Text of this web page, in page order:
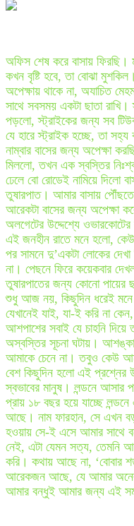
অফিস শেষ করে বাসায় ফিরছি।
কখন বৃষ্টি হবে, তা বোঝা
অপেক্ষায় থাকে না, অযাচিত
সাথে সবসময় একটা ছাতা রাখি।
পড়লো, স্ট্রাইকের জন্য সব
যে হারে স্ট্রাইক হচ্ছে, তা
নাম্বার বাসের জন্য অপেক্ষা
মিললো, তখন এক স্বস্তির
ঢেলে বো রোডেই নামিয়ে দিলো
তুষারপাত। আমার বাসায়
আরেকটা বাসের জন্য অপেক্ষা
অলগেটের উদ্দেশ্যে
এই জনহীন রাতে মনে হলো,
পর সামনে দু’একটা লোকের
না। পেছনে ফিরে কয়েকবার
তুষারপাতের জন্য কোনো পায়ের
শুধু আজ নয়, কিছুদিন ধরেই মনে
যেখানেই যাই, যা-ই করি না
আশপাশের সবাই যে চাহনি
অস্বস্তির সূচনা ঘটায়।
আমাকে চেনে না। তবুও কেউ
বেশ কিছুদিন হলো এই প্রশ্নের
স্বভাবের মানুষ। লন্ডনে আসার
প্রায় ১৮ বছর হয়ে যাচ্ছে
আছে। নাম ফারহান, সে এখন
হওয়ায় সে-ই এসে আমার সাথে
নেই, এটা যেমন সত্য, তেমনি
করি। কথায় আছে না, ‘বোবার
আরেকজন আছে, যে আমার
আমার বন্ধুই আমার জন্য এই